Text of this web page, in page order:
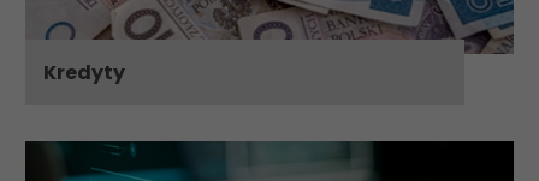
Kredyty